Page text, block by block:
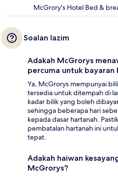
McGrory's Hotel Bed &
Soalan lazim
Adakah McGrorys
percuma untuk bayaran
Ya, McGrorys mempunyai
tersedia untuk ditempah di
kadar bilik yang boleh
sehingga beberapa hari
kepada dasar hartanah.
pembatalan hartanah ini
tepat.
Adakah haiwan
McGrorys?